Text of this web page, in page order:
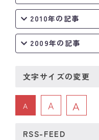
2010年の記事
2009年の記事
文字サイズの変更
A A A
RSS-FEED